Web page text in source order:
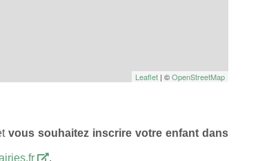
Leaflet | ©OpenStreetMap
vous souhaitez inscrire votre enfant dans
.